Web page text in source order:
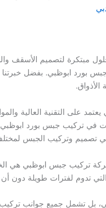
مبتكرة لتصميم الأسقف
ابوظبي. بفضل خبرتنا
التقنية العالية
في تركيب جبس بورد ابوظبي
تصميم وتركيب الجبس لمختلف
جبس ابوظبي هي
تدوم لفترات طويلة دون أن
تشمل جميع جوانب تركيب